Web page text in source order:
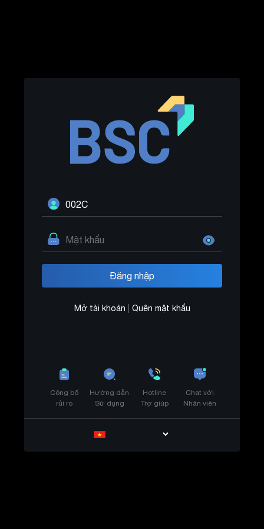
Mở tài khoản Quên mật khẩu
Công bố
rủi ro
Hướng dẫn
Sử dụng
Hotline
Trợ giúp
Chat với
Nhân viên